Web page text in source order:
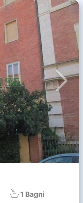
1 Bagni